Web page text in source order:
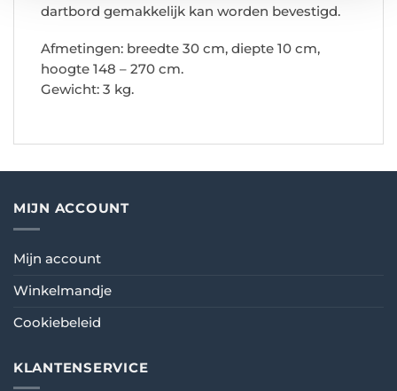
dartbord gemakkelijk kan worden bevestigd.
Afmetingen: breedte 30 cm, diepte 10 cm,
hoogte 148 – 270 cm.
Gewicht: 3 kg.
MIJN ACCOUNT
Mijn account
Winkelmandje
Cookiebeleid
KLANTENSERVICE